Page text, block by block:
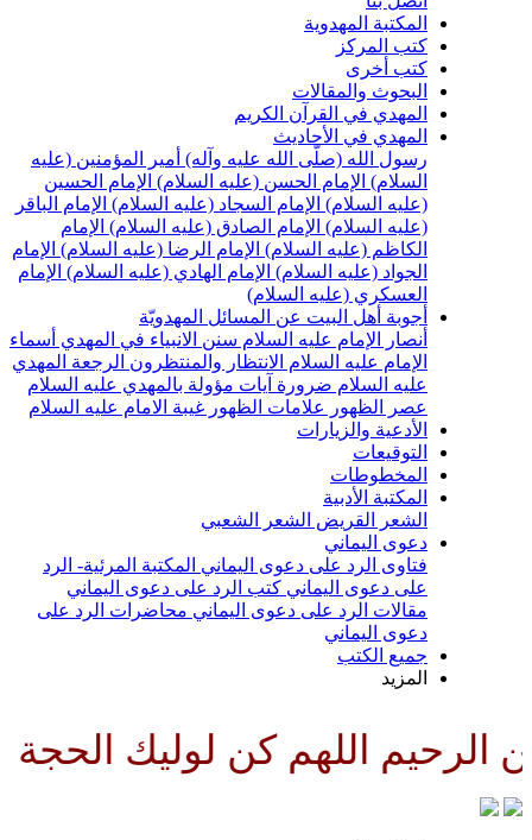
المهدوية
والمقالات
في القرآن الكريم
في الأحاديث
الله (صلّى الله عليه وآله) أمير المؤمنين (عليه
الإمام الحسن (عليه السلام) الإمام الحسين
الإمام السجاد (عليه السلام) الإمام الباقر
الإمام الصادق (عليه السلام) الإمام
(عليه السلام) الإمام الرضا (عليه السلام) الإمام
(عليه السلام) الإمام الهادي (عليه السلام) الإمام
(عليه السلام)
أهل البيت عن المسائل المهدويّة
الإمام عليه السلامسنن الانبياء في المهديأسماء
عليه السلامالانتظار والمنتظرونالرجعةالمهدي
السلام ضرورة آيات مؤولة بالمهدي عليه السلام
علامات الظهورغيبة الامام عليه السلام
والزيارات
الأدبية
الشعر الشعبي
اليماني
الرد على دعوى اليماني المكتبة المرئية- الرد
دعوى اليماني كتب الرد على دعوى اليماني
الرد على دعوى اليماني محاضرات الرد على
كن لوليك الحجة بن الحسن